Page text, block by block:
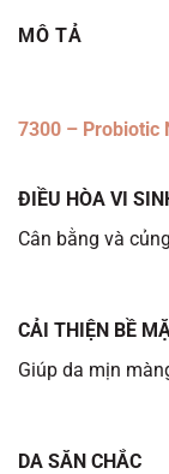
MÔ TẢ
7300 – Probiotic
ĐIỀU HÒA VI
Cân bằng và
CẢI THIỆN BỀ
Giúp da mịn
DA SĂN CHẮC